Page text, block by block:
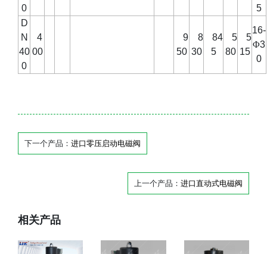
0
5
D
N
40
0
4
00
9
50
8
30
84
5
5
80
5
15
16-
Φ3
0
下一个产品： 进口零压启动电磁阀
上一个产品： 进口直动式电磁阀
相关产品